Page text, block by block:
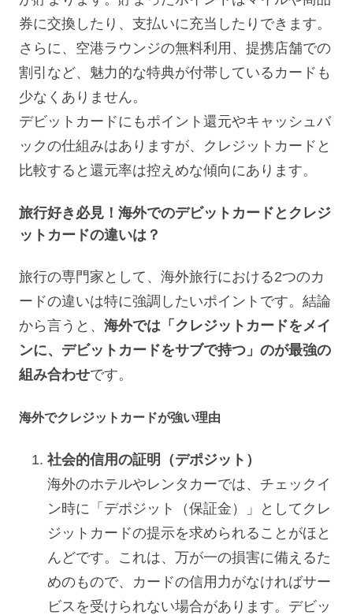
券に交換したり、支払いに充当したりできます。
さらに、空港ラウンジの無料利用、提携店舗での
割引など、魅力的な特典が付帯しているカードも
少なくありません。
デビットカードにもポイント還元やキャッシュバ
ックの仕組みはありますが、クレジットカードと
比較すると還元率は控えめな傾向にあります。
旅行好き必見！海外でのデビットカードとクレジ
ットカードの違いは？
旅行の専門家として、海外旅行における2つのカ
ードの違いは特に強調したいポイントです。結論
から言うと、 海外では「クレジットカードをメイ
ンに、デビットカードをサブで持つ」のが最強の
組み合わせです。
海外でクレジットカードが強い理由
社会的信用の証明（デポジット）
海外のホテルやレンタカーでは、チェックイ
ン時に「デポジット（保証金）」としてクレ
ジットカードの提示を求められることがほと
んどです。これは、万が一の損害に備えるた
めのもので、カードの信用力がなければサー
ビスを受けられない場合があります。デビッ